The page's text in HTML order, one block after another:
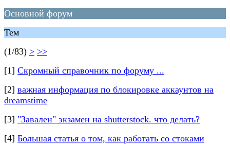
Основной форум
Тем
(1/83) > >>
[1] Скромный справочник по форуму ...
[2] важная информация по блокировке аккаунтов на
dreamstime
[3] "Завален" экзамен на shutterstock. что делать?
[4] Большая статья о том, как работать со стоками